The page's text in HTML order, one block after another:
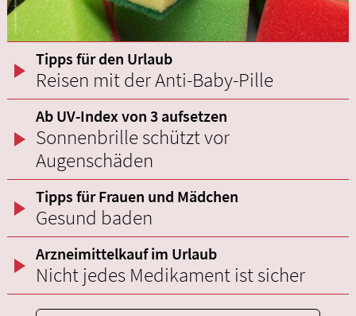
Tipps für den Urlaub
Reisen mit der Anti-Baby-Pille
Ab UV-Index von 3 aufsetzen
Sonnenbrille schützt vor
Augenschäden
Tipps für Frauen und Mädchen
Gesund baden
Arzneimittelkauf im Urlaub
Nicht jedes Medikament ist sicher